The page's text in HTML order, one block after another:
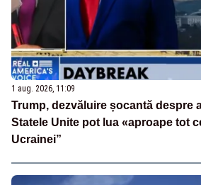
1 aug. 2026, 11:09
Trump, dezvăluire șocantă despre
Statele Unite pot lua «aproape tot
Ucrainei”